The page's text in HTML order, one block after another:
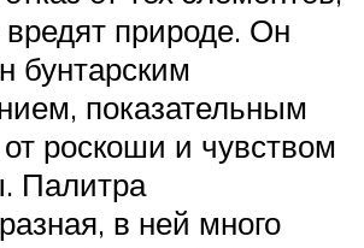
вредят природе. Он
бунтарским
показательным
роскоши и чувством
Палитра
в ней много